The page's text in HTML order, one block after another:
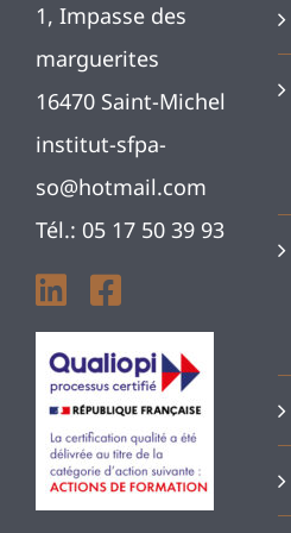
1, Impasse des
marguerites
16470 Saint-Michel
institut-sfpa-
so@hotmail.com
Tél.: 05 17 50 39 93